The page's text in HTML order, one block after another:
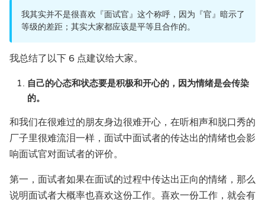
我其实并不是很喜欢『面试官』这个称呼，因为『官』暗示了
等级的差距；其实大家都应该是平等且合作的。
我总结了以下 6 点建议给大家。
自己的心态和状态要是积极和开心的，因为情绪是会传染
的。
和我们在很难过的朋友身边很难开心，在听相声和脱口秀的
厂子里很难流泪一样，面试中面试者的传达出的情绪也会影
响面试官对面试者的评价。
第一，面试者如果在面试的过程中传达出正向的情绪，那么
说明面试者大概率也喜欢这份工作。喜欢一份工作，就会有